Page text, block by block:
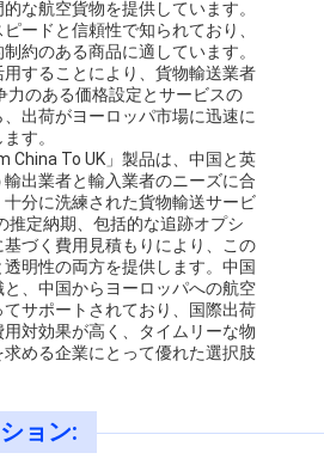
な航空貨物を提供しています。
ードと信頼性で知られており、
約のある商品に適しています。
することにより、貨物輸送業者
力のある価格設定とサービスの
出荷がヨーロッパ市場に迅速に
す。
China To UK」製品は、中国と英
出業者と輸入業者のニーズに合
分に洗練された貨物輸送サービ
推定納期、包括的な追跡オプシ
基づく費用見積もりにより、この
明性の両方を提供します。中国
、中国からヨーロッパへの航空
サポートされており、国際出荷
対効果が高く、タイムリーな物
める企業にとって優れた選択肢
ョン: